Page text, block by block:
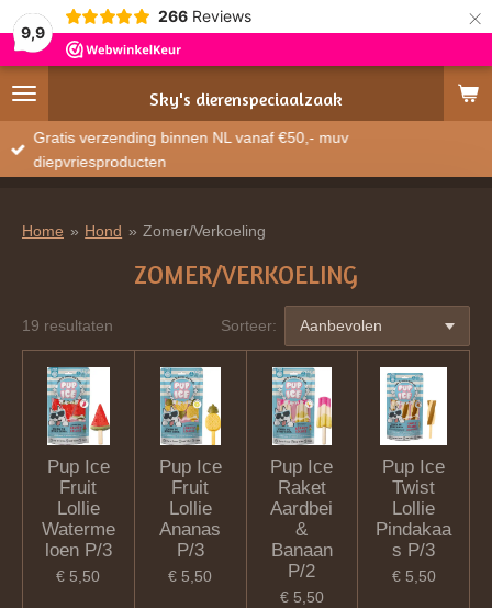
9,9
266 Reviews ×
Sky's dierenspeciaalzaak
Gratis verzending binnen NL vanaf €50,- muv
diepvriesproducten
Home » Hond » Zomer/Verkoeling
ZOMER/VERKOELING
19 resultaten Sorteer:
Pup Ice
Fruit
Lollie
Waterme
loen P/3
€ 5,50
Pup Ice
Fruit
Lollie
Ananas
P/3
€ 5,50
Pup Ice
Raket
Aardbei
&
Banaan
P/2
€ 5,50
Pup Ice
Twist
Lollie
Pindakaa
s P/3
€ 5,50